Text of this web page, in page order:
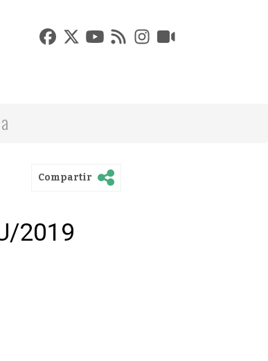
Compartir
2019